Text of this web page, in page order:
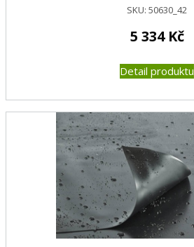
SKU: 50630_42
5 334 Kč
Detail produktu